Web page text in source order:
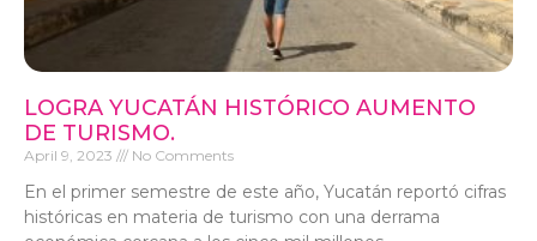
LOGRA YUCATÁN HISTÓRICO AUMENTO
DE TURISMO.
April 9, 2023 No Comments
En el primer semestre de este año, Yucatán reportó cifras
históricas en materia de turismo con una derrama